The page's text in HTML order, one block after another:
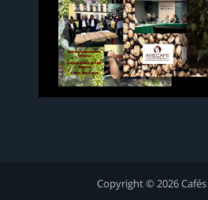
Copyright © 2026